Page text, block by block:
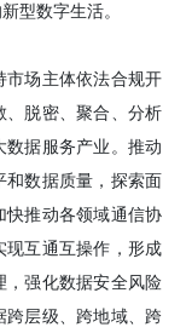
型数字生活。
市场主体依法合规开
、脱密、聚合、分析
数据服务产业。推动
和数据质量，探索面
快推动各领域通信协
现互通互操作，形成
，强化数据安全风险
跨层级、跨地域、跨